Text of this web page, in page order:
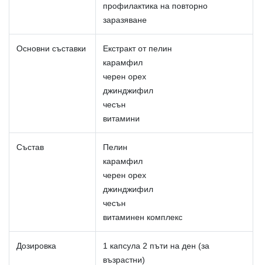
профилактика на повторно
заразяване
Основни съставки
Екстракт от пелин
карамфил
черен орех
джинджифил
чесън
витамини
Състав
Пелин
карамфил
черен орех
джинджифил
чесън
витаминен комплекс
Дозировка
1 капсула 2 пъти на ден (за
възрастни)